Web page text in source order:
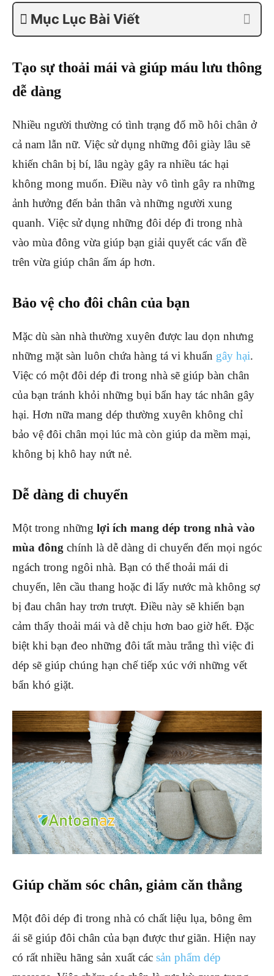
Mục Lục Bài Viết
Tạo sự thoải mái và giúp máu lưu thông
dễ dàng
Nhiều người thường có tình trạng đổ mồ hôi chân ở
cả nam lẫn nữ. Việc sử dụng những đôi giày lâu sẽ
khiến chân bị bí, lâu ngày gây ra nhiều tác hại
không mong muốn. Điều này vô tình gây ra những
ảnh hưởng đến bản thân và những người xung
quanh. Việc sử dụng những đôi dép đi trong nhà
vào mùa đông vừa giúp bạn giải quyết các vấn đề
trên vừa giúp chân ấm áp hơn.
Bảo vệ cho đôi chân của bạn
Mặc dù sàn nhà thường xuyên được lau dọn nhưng
những mặt sàn luôn chứa hàng tá vi khuẩn gây hại.
Việc có một đôi dép đi trong nhà sẽ giúp bàn chân
của bạn tránh khỏi những bụi bẩn hay tác nhân gây
hại. Hơn nữa mang dép thường xuyên không chỉ
bảo vệ đôi chân mọi lúc mà còn giúp da mềm mại,
không bị khô hay nứt nẻ.
Dễ dàng di chuyển
Một trong những lợi ích mang dép trong nhà vào
mùa đông chính là dễ dàng di chuyển đến mọi ngóc
ngách trong ngôi nhà. Bạn có thể thoải mái di
chuyển, lên cầu thang hoặc đi lấy nước mà không sợ
bị đau chân hay trơn trượt. Điều này sẽ khiến bạn
cảm thấy thoải mái và dễ chịu hơn bao giờ hết. Đặc
biệt khi bạn đeo những đôi tất màu trắng thì việc đi
dép sẽ giúp chúng hạn chế tiếp xúc với những vết
bẩn khó giặt.
Giúp chăm sóc chân, giảm căn thẳng
Một đôi dép đi trong nhà có chất liệu lụa, bông êm
ái sẽ giúp đôi chân của bạn được thư giãn. Hiện nay
có rất nhiều hãng sản xuất các sản phẩm dép